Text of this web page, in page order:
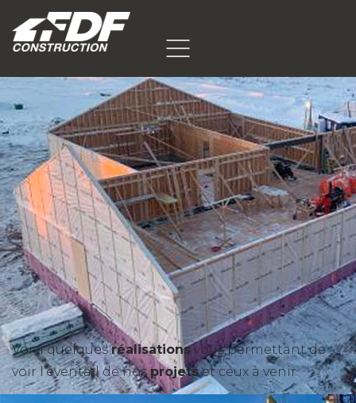
Voici quelquesréalisationsvous permettant de
voir l’éventail de nosprojetset ceux à venir